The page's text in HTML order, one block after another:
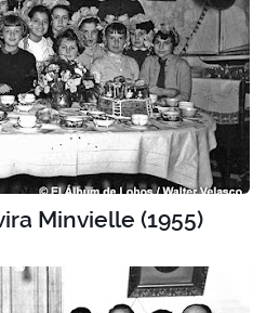
Minvielle (1955)